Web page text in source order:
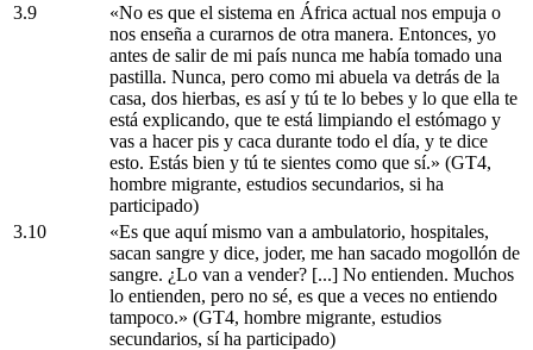
3.9
«No es que el sistema en África actual nos empuja o
nos enseña a curarnos de otra manera. Entonces, yo
antes de salir de mi país nunca me había tomado una
pastilla. Nunca, pero como mi abuela va detrás de la
casa, dos hierbas, es así y tú te lo bebes y lo que ella te
está explicando, que te está limpiando el estómago y
vas a hacer pis y caca durante todo el día, y te dice
esto. Estás bien y tú te sientes como que sí.» (GT4,
hombre migrante, estudios secundarios, si ha
participado)
3.10
«Es que aquí mismo van a ambulatorio, hospitales,
sacan sangre y dice, joder, me han sacado mogollón de
sangre. ¿Lo van a vender? [...] No entienden. Muchos
lo entienden, pero no sé, es que a veces no entiendo
tampoco.» (GT4, hombre migrante, estudios
secundarios, sí ha participado)